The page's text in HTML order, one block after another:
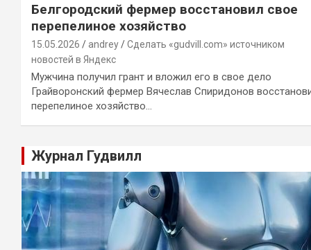
Белгородский фермер восстановил свое
перепелиное хозяйство
15.05.2026 andrey
Сделать «gudvill.com» источником
новостей в Яндекс
Мужчина получил грант и вложил его в свое дело
Грайворонский фермер Вячеслав Спиридонов
перепелиное хозяйство…
Журнал Гудвилл